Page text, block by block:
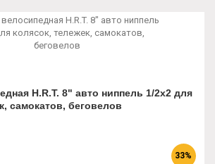
H.R.T. 8" авто ниппель 1/2x2 для
самокатов, беговелов
33%